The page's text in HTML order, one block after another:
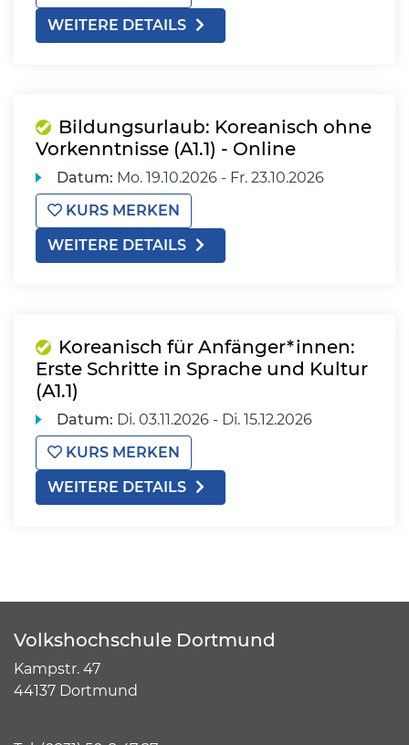
WEITERE DETAILS
Bildungsurlaub: Koreanisch ohne
Vorkenntnisse (A1.1) - Online
Datum: Mo. 19.10.2026 - Fr. 23.10.2026
KURS MERKEN
WEITERE DETAILS
Koreanisch für Anfänger*innen:
Erste Schritte in Sprache und Kultur
(A1.1)
Datum: Di. 03.11.2026 - Di. 15.12.2026
KURS MERKEN
WEITERE DETAILS
Volkshochschule Dortmund
Kampstr. 47
44137 Dortmund